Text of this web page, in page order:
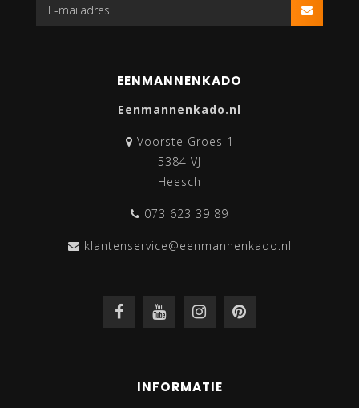
EENMANNENKADO
Eenmannenkado.nl
Voorste Groes 1
5384 VJ
Heesch
073 623 39 89
klantenservice@eenmannenkado.nl
INFORMATIE